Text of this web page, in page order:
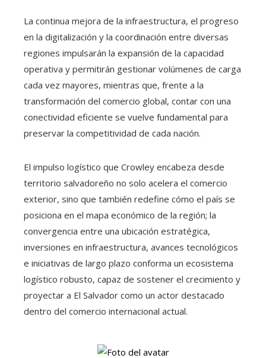
La continua mejora de la infraestructura, el progreso
en la digitalización y la coordinación entre diversas
regiones impulsarán la expansión de la capacidad
operativa y permitirán gestionar volúmenes de carga
cada vez mayores, mientras que, frente a la
transformación del comercio global, contar con una
conectividad eficiente se vuelve fundamental para
preservar la competitividad de cada nación.
El impulso logístico que Crowley encabeza desde
territorio salvadoreño no solo acelera el comercio
exterior, sino que también redefine cómo el país se
posiciona en el mapa económico de la región; la
convergencia entre una ubicación estratégica,
inversiones en infraestructura, avances tecnológicos
e iniciativas de largo plazo conforma un ecosistema
logístico robusto, capaz de sostener el crecimiento y
proyectar a El Salvador como un actor destacado
dentro del comercio internacional actual.